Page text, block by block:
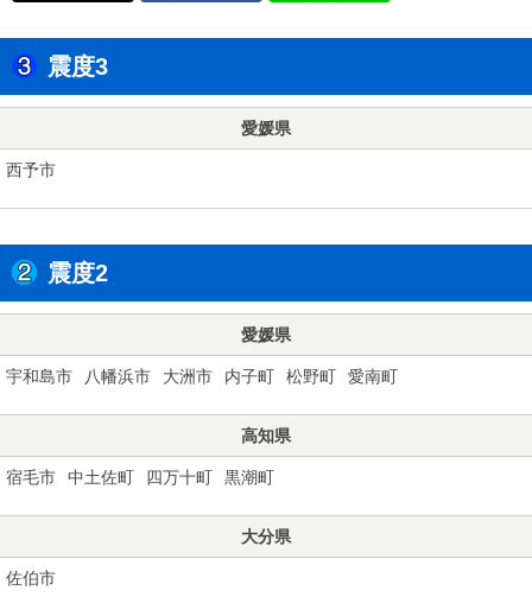
震度3
愛媛県
西予市
震度2
愛媛県
宇和島市 八幡浜市 大洲市 内子町 松野町 愛南町
高知県
宿毛市 中土佐町 四万十町 黒潮町
大分県
佐伯市